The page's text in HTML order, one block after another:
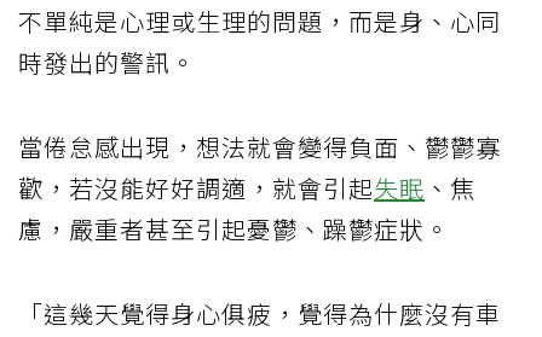
不單純是心理或生理的問題，而是身、心同
時發出的警訊。
當倦怠感出現，想法就會變得負面、鬱鬱寡
歡，若沒能好好調適，就會引起失眠 、焦
慮，嚴重者甚至引起憂鬱、躁鬱症狀。
「這幾天覺得身心俱疲，覺得為什麼沒有車